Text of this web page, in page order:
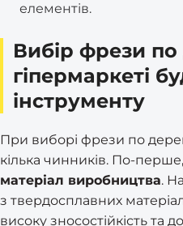
елементів.
Вибір фрези по
гіпермаркеті
інструменту
При виборі фрези по
кілька чинників. По-
матеріал виробництва.
з твердосплавних
високу зносостійкість та